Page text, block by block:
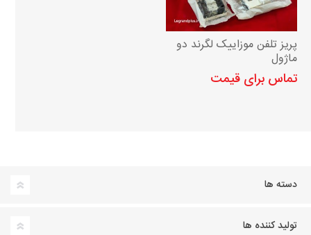
پریز تلفن موزاییک لگرند دو
ماژول
تماس برای قیمت
دسته ها
تولید کننده ها